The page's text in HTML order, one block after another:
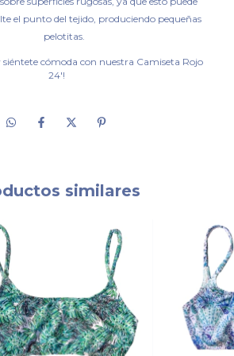
el punto del tejido, produciendo pequeñas
pelotitas.
siéntete cómoda con nuestra Camiseta Rojo
24'!
similares